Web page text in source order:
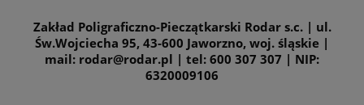
Zakład Poligraficzno-Pieczątkarski Rodar s.c. | ul.
Św.Wojciecha 95, 43-600 Jaworzno, woj. śląskie |
mail: rodar@rodar.pl | tel: 600 307 307 | NIP:
6320009106